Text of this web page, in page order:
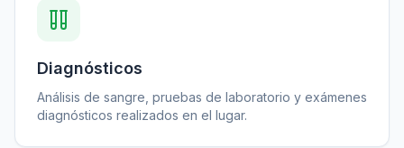
Diagnósticos
Análisis de sangre, pruebas de laboratorio y exámenes
diagnósticos realizados en el lugar.